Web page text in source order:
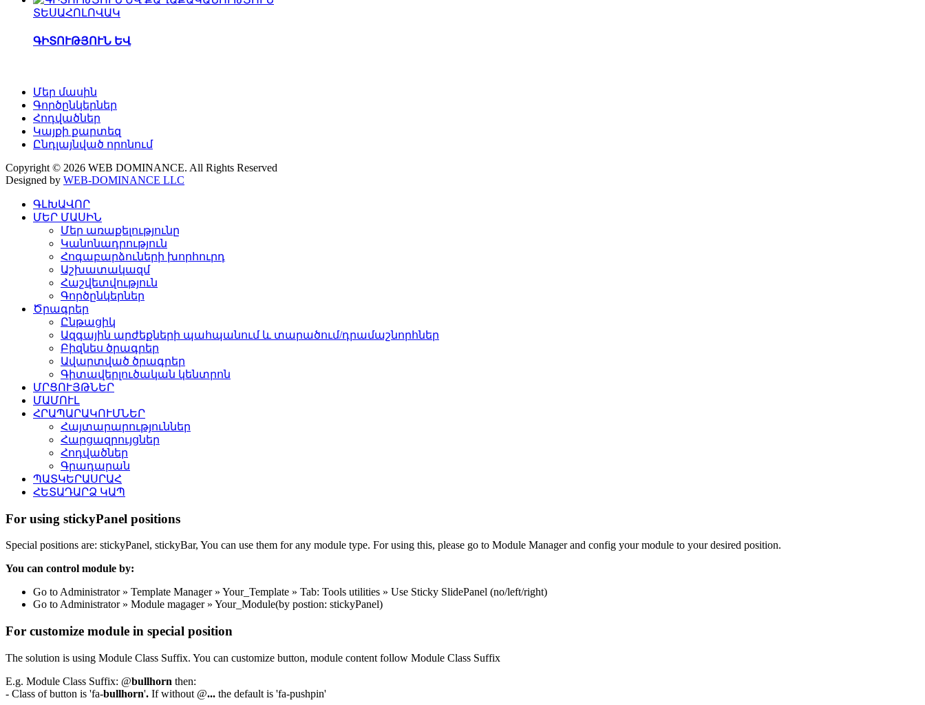
ՏԵՍԱՀՈԼՈՎԱԿ
ԳԻՏՈՒԹՅՈՒՆ ԵՎ
Մեր մասին
Գործընկերներ
Հոդվածներ
Կայքի քարտեզ
Ընդլայնված որոնում
Copyright © 2026 WEB DOMINANCE. All Rights Reserved
Designed by WEB-DOMINANCE LLC
ԳԼԽԱՎՈՐ
ՄԵՐ ՄԱՍԻՆ
Մեր առաքելությունը
Կանոնադրություն
Հոգաբարձուների խորհուրդ
Աշխատակազմ
Հաշվետվություն
Գործընկերներ
Ծրագրեր
Ընթացիկ
Ազգային արժեքների պահպանում և տարածում/դրամաշնորհներ
Բիզնես ծրագրեր
Ավարտված ծրագրեր
Գիտավերլուծական կենտրոն
ՄՐՑՈՒՅԹՆԵՐ
ՄԱՄՈՒԼ
ՀՐԱՊԱՐԱԿՈՒՄՆԵՐ
Հայտարարություններ
Հարցազրույցներ
Հոդվածներ
Գրադարան
ՊԱՏԿԵՐԱՍՐԱՀ
ՀԵՏԱԴԱՐՁ ԿԱՊ
For using stickyPanel positions
Special positions are: stickyPanel, stickyBar, You can use them for any module type. For using this, please go to Module Manager and config your module to your desired position.
You can control module by:
Go to Administrator » Template Manager » Your_Template » Tab: Tools utilities » Use Sticky SlidePanel (no/left/right)
Go to Administrator » Module magager » Your_Module(by postion: stickyPanel)
For customize module in special position
The solution is using Module Class Suffix. You can customize button, module content follow Module Class Suffix
E.g. Module Class Suffix: @bullhorn then:
- Class of button is 'fa-bullhorn'. If without @... the default is 'fa-pushpin'